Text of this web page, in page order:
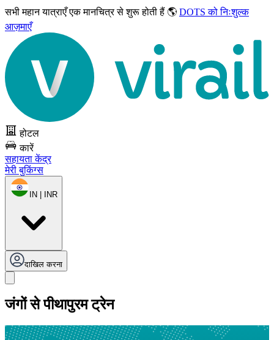
सभी महान यात्राएँएक मानचित्र से शुरू होती हैं 🌎 DOTS को निःशुल्क
आज़माएँ
होटल
कारें
सहायता केंद्र
मेरी बुकिंग्स
IN | INR
दाखिल करना
जंगों से पीथापुरम ट्रेन